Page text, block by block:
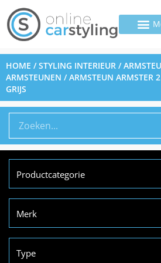
HOME /STYLING INTERIEUR /
ARMSTEUNEN / ARMSTEUN ARMSTER
GRIJS
Productcategorie
Merk
Type